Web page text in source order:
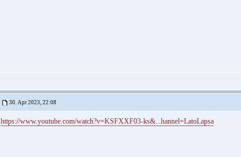
30. Apr 2023, 22:08
https://www.youtube.com/watch?v=KSFXXF03-ks&...hannel=LatoLapsa